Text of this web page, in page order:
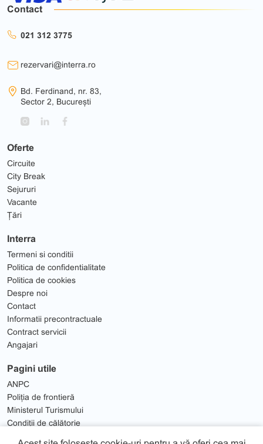
Oferte
Circuite
City Break
Sejururi
Vacante
Țări
Interra
Termeni si conditii
Politica de confidentialitate
Politica de cookies
Despre noi
Contact
Informatii precontractuale
Contract servicii
Angajari
Pagini utile
ANPC
Poliția de frontieră
Ministerul Turismului
Condiții de călătorie
Contact
021 312 3775
rezervari@interra.ro
Bd. Ferdinand, nr. 83,
Sector 2, București